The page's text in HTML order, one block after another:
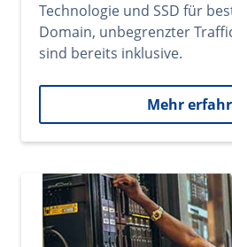
Technologie und SSD für
Domain, unbegrenzter
sind bereits inklusive.
Mehr